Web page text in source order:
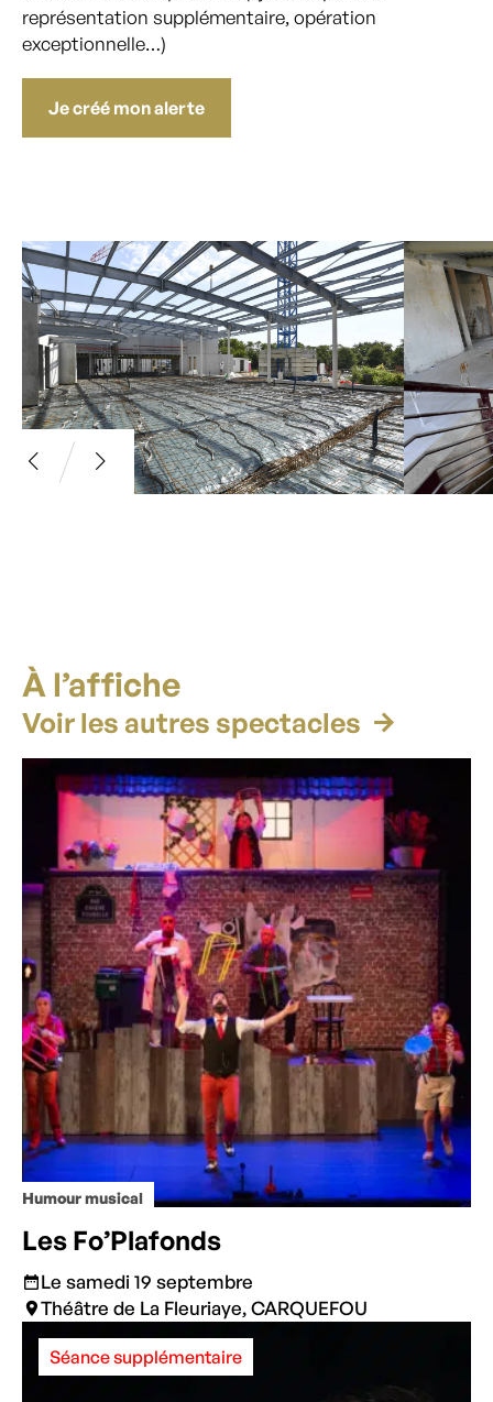
représentation supplémentaire, opération
exceptionnelle…)
Je créé mon alerte
À l’affiche
Voir les autres spectacles
Humour musical
Les Fo’Plafonds
Le samedi 19 septembre
Théâtre de La Fleuriaye, CARQUEFOU
Séance supplémentaire